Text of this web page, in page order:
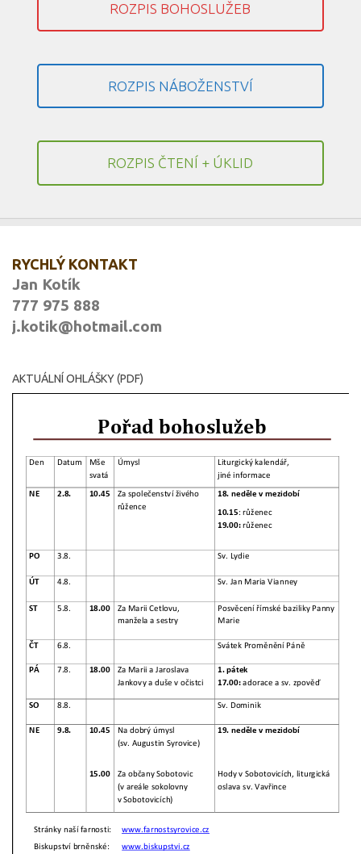
ROZPIS BOHOSLUŽEB
ROZPIS NÁBOŽENSTVÍ
ROZPIS ČTENÍ + ÚKLID
RYCHLÝ KONTAKT
Jan Kotík
777 975 888
j.kotik@hotmail.com
AKTUÁLNÍ OHLÁŠKY (PDF)